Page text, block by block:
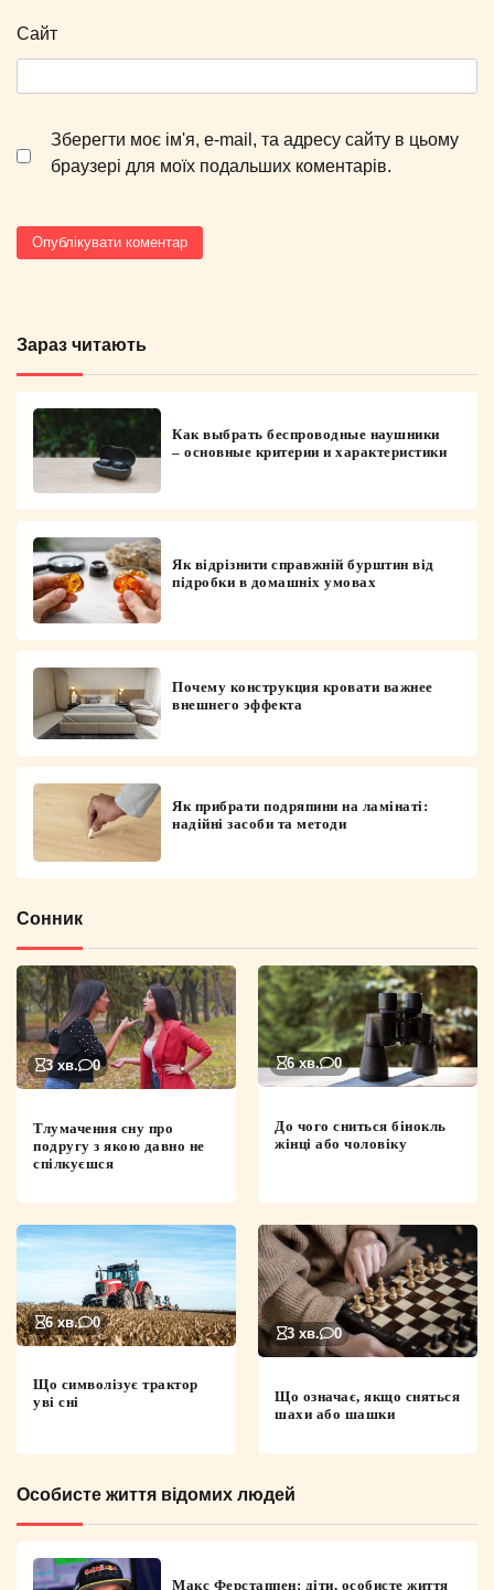
Сайт
Зберегти моє ім'я, e-mail, та адресу сайту в цьому
браузері для моїх подальших коментарів.
Зараз читають
Как выбрать беспроводные наушники
– основные критерии и характеристики
Як відрізнити справжній бурштин від
підробки в домашніх умовах
Почему конструкция кровати важнее
внешнего эффекта
Як прибрати подряпини на ламінаті:
надійні засоби та методи
Сонник
3 хв. 0
Тлумачення сну про
подругу з якою давно не
спілкуєшся
6 хв. 0
До чого сниться бінокль
жінці або чоловіку
6 хв. 0
Що символізує трактор
уві сні
3 хв. 0
Що означає, якщо сняться
шахи або шашки
Особисте життя відомих людей
Макс Ферстаппен: діти, особисте життя